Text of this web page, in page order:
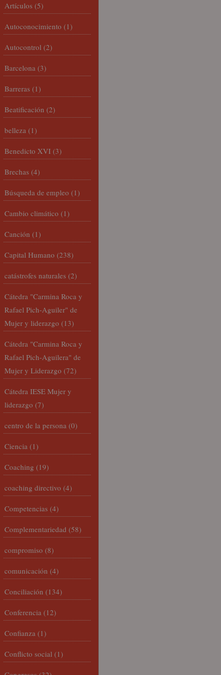
Artículos (5)
Autoconocimiento (1)
Autocontrol (2)
Barcelona (3)
Barreras (1)
Beatificación (2)
belleza (1)
Benedicto XVI (3)
Brechas (4)
Búsqueda de empleo (1)
Cambio climático (1)
Canción (1)
Capital Humano (238)
catástrofes naturales (2)
Cátedra "Carmina Roca y
Rafael Pich-Aguiler" de
Mujer y liderazgo (13)
Cátedra "Carmina Roca y
Rafael Pich-Aguilera" de
Mujer y Liderazgo (72)
Cátedra IESE Mujer y
liderazgo (7)
centro de la persona (0)
Ciencia (1)
Coaching (19)
coaching directivo (4)
Competencias (4)
Complementariedad (58)
compromiso (8)
comunicación (4)
Conciliación (134)
Conferencia (12)
Confianza (1)
Conflicto social (1)